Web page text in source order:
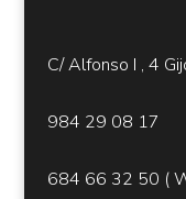
C/ Alfonso I , 4
984 29 08 17
684 66 32 50 (